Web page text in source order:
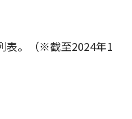
表。（※截至2024年1